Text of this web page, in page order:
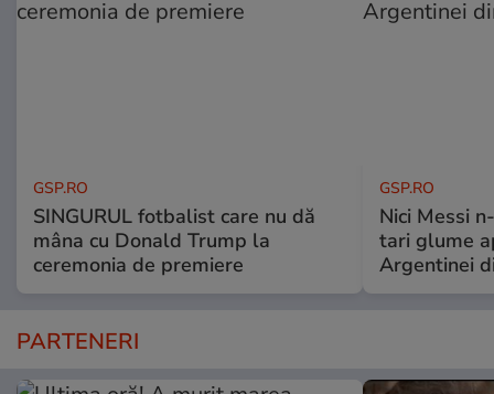
GSP.RO
SINGURUL fotbalist care nu dă
mâna cu Donald Trump la
ceremonia de premiere
GSP.RO
Nici Messi
tari glume
Argentinei
PARTENERI